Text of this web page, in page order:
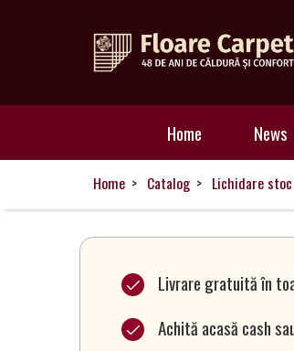
Home News
Home
Home Catalog Lichidare
Livrare gratuită în
Achită acasă cash